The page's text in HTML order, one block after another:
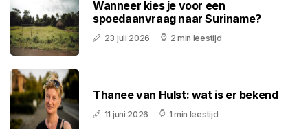
Wanneer kies je voor een
spoedaanvraag naar Suriname?
23 juli 2026 2 min leestijd
Thanee van Hulst: wat is er bekend
11 juni 2026 1 min leestijd